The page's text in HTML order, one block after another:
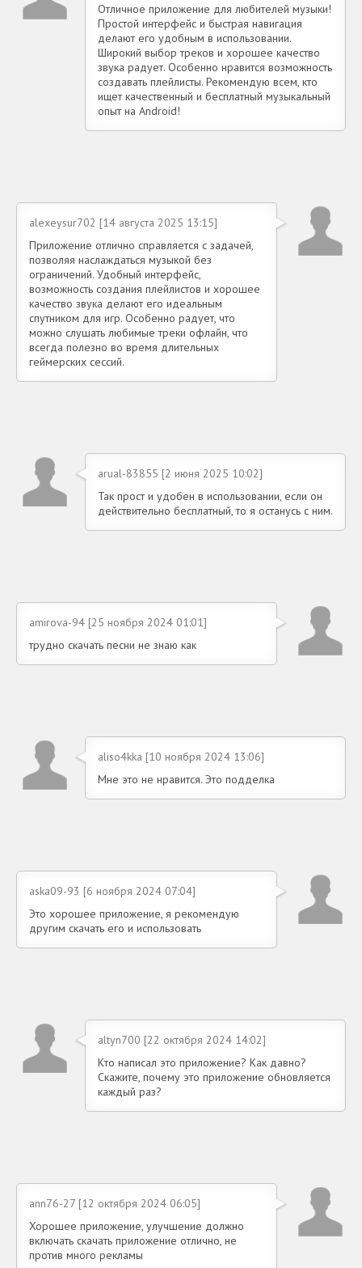
Отличное приложение для любителей музыки!
Простой интерфейс и быстрая навигация
делают его удобным в использовании.
Широкий выбор треков и хорошее качество
звука радует. Особенно нравится возможность
создавать плейлисты. Рекомендую всем, кто
ищет качественный и бесплатный музыкальный
опыт на Android!
alexeysur702 [14 августа 2025 13:15]
Приложение отлично справляется с задачей,
позволяя наслаждаться музыкой без
ограничений. Удобный интерфейс,
возможность создания плейлистов и хорошее
качество звука делают его идеальным
спутником для игр. Особенно радует, что
можно слушать любимые треки офлайн, что
всегда полезно во время длительных
геймерских сессий.
arual-83855 [2 июня 2025 10:02]
Так прост и удобен в использовании, если он
действительно бесплатный, то я останусь с ним.
amirova-94 [25 ноября 2024 01:01]
трудно скачать песни не знаю как
aliso4kka [10 ноября 2024 13:06]
Мне это не нравится. Это подделка
aska09-93 [6 ноября 2024 07:04]
Это хорошее приложение, я рекомендую
другим скачать его и использовать
altyn700 [22 октября 2024 14:02]
Кто написал это приложение? Как давно?
Скажите, почему это приложение обновляется
каждый раз?
ann76-27 [12 октября 2024 06:05]
Хорошее приложение, улучшение должно
включать скачать приложение отлично, не
против много рекламы